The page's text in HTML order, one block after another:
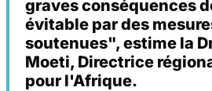
graves conséquences
évitable par des
soutenues", estime la
Moeti, Directrice
pour l'Afrique.